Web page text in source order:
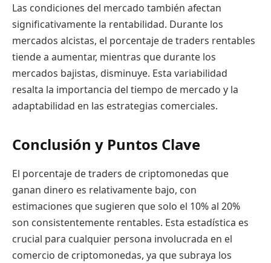
Las condiciones del mercado también afectan
significativamente la rentabilidad. Durante los
mercados alcistas, el porcentaje de traders rentables
tiende a aumentar, mientras que durante los
mercados bajistas, disminuye. Esta variabilidad
resalta la importancia del tiempo de mercado y la
adaptabilidad en las estrategias comerciales.
Conclusión y Puntos Clave
El porcentaje de traders de criptomonedas que
ganan dinero es relativamente bajo, con
estimaciones que sugieren que solo el 10% al 20%
son consistentemente rentables. Esta estadística es
crucial para cualquier persona involucrada en el
comercio de criptomonedas, ya que subraya los